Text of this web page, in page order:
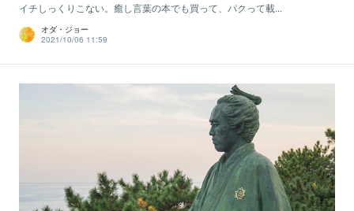
イチしっくりこない。癒し言葉の本でも買って、パクって載...
オダ・ジョー
2021/10/06 11:59